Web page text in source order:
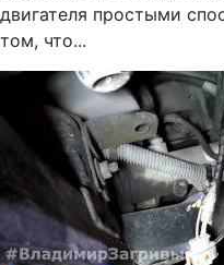
двигателя простыми
том, что...